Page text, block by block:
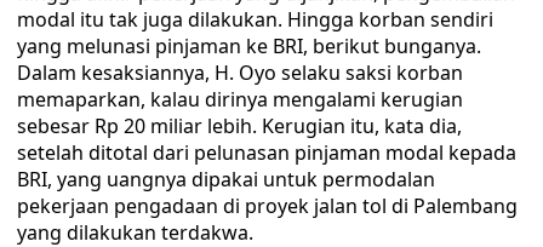
modal itu tak juga dilakukan. Hingga korban sendiri
yang melunasi pinjaman ke BRI, berikut bunganya.
Dalam kesaksiannya, H. Oyo selaku saksi korban
memaparkan, kalau dirinya mengalami kerugian
sebesar Rp 20 miliar lebih. Kerugian itu, kata dia,
setelah ditotal dari pelunasan pinjaman modal kepada
BRI, yang uangnya dipakai untuk permodalan
pekerjaan pengadaan di proyek jalan tol di Palembang
yang dilakukan terdakwa.